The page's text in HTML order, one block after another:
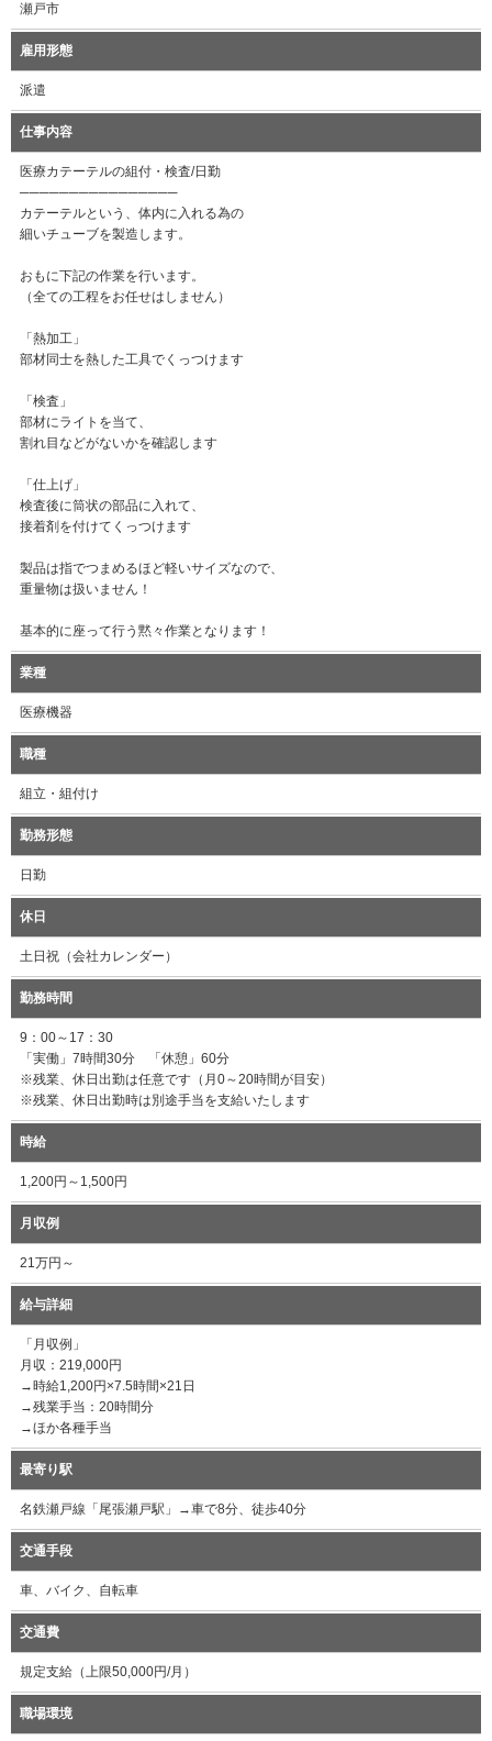
瀬戸市
雇用形態
派遣
仕事内容
医療カテーテルの組付・検査/日勤
────────────────
カテーテルという、体内に入れる為の
細いチューブを製造します。
おもに下記の作業を行います。
（全ての工程をお任せはしません）
「熱加工」
部材同士を熱した工具でくっつけます
「検査」
部材にライトを当て、
割れ目などがないかを確認します
「仕上げ」
検査後に筒状の部品に入れて、
接着剤を付けてくっつけます
製品は指でつまめるほど軽いサイズなので、
重量物は扱いません！
基本的に座って行う黙々作業となります！
業種
医療機器
職種
組立・組付け
勤務形態
日勤
休日
土日祝（会社カレンダー）
勤務時間
9：00～17：30
「実働」7時間30分 「休憩」60分
※残業、休日出勤は任意です（月0～20時間が目安）
※残業、休日出勤時は別途手当を支給いたします
時給
1,200円～1,500円
月収例
21万円～
給与詳細
「月収例」
月収：219,000円
→時給1,200円×7.5時間×21日
→残業手当：20時間分
→ほか各種手当
最寄り駅
名鉄瀬戸線「尾張瀬戸駅」→車で8分、徒歩40分
交通手段
車、バイク、自転車
交通費
規定支給（上限50,000円/月）
職場環境